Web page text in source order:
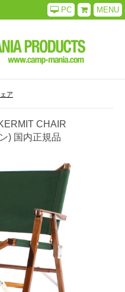
MENU
PC
ア
CHAIR
) 国内正規品